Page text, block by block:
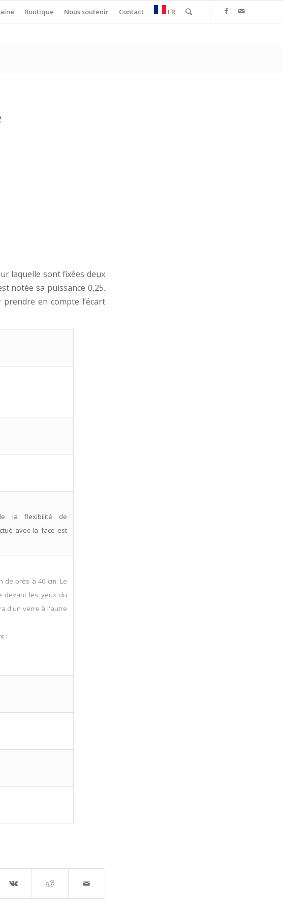
Boutique Nous soutenir Contact FR
laquelle sont fixées deux
notée sa puissance 0,25.
en compte l’écart
la flexibilité de
avec la face est
de près à 40 cm. Le
devant les yeux du
d'un verre à l'autre
: